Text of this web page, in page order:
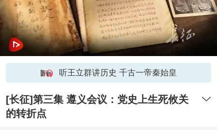
听王立群讲历史 千古一帝秦始皇
[长征]第三集 遵义会议：党史上生死攸关
的转折点